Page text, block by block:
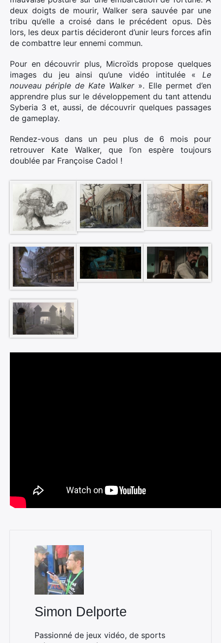
deux doigts de mourir, Walker sera sauvée par une
tribu qu’elle a croisé dans le précédent opus. Dès
lors, les deux partis décideront d’unir leurs forces afin
de combattre leur ennemi commun.
Pour en découvrir plus, Microïds propose quelques
images du jeu ainsi qu’une vidéo intitulée « Le
nouveau périple de Kate Walker». Elle permet d’en
apprendre plus sur le développement du tant attendu
Syberia 3 et, aussi, de découvrir quelques passages
de gameplay.
Rendez-vous dans un peu plus de 6 mois pour
retrouver Kate Walker, que l’on espère toujours
doublée par Françoise Cadol !
Simon Delporte
Passionné de jeux vidéo, de sports